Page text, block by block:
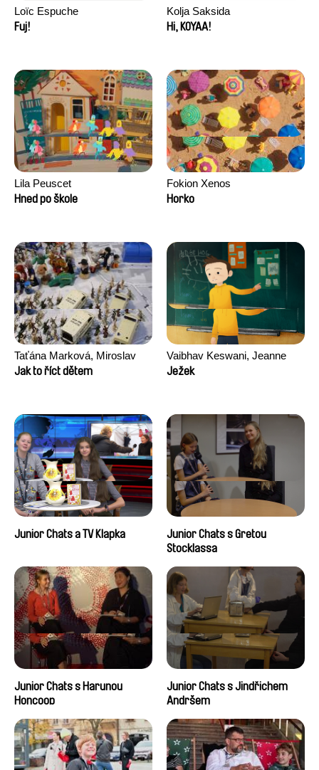
Loïc Espuche
Fuj!
Kolja Saksida
Hi, KOYAA!
Lila Peuscet
Hned po škole
Fokion Xenos
Horko
Taťána Marková, Miroslav
Trejtnar
Jak to říct dětem
Vaibhav Keswani, Jeanne
Laureau, Colombine Majou,
Ježek
Junior Chats a TV Klapka
Junior Chats s Gretou
Stocklassa
Junior Chats s Harunou
Honcoop
Junior Chats s Jindřichem
Andršem